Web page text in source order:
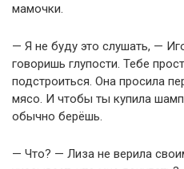
мамочки.
— Я не буду это слушать, —
говоришь глупости. Тебе
подстроиться. Она просила
мясо. И чтобы ты купила
обычно берёшь.
— Что? — Лиза не верила